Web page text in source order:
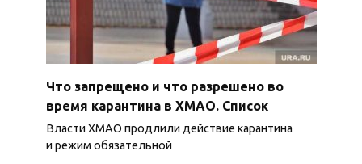
Что запрещено и что разрешено во
время карантина в ХМАО. Список
Власти ХМАО продлили действие карантина
и режим обязательной